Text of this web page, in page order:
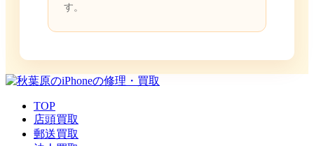
す。
TOP
店頭買取
郵送買取